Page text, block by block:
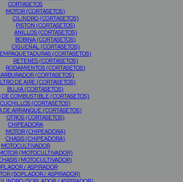
CORTASETOS
MOTOR (CORTASETOS)
CILINDRO (CORTASETOS)
PISTON (CORTASETOS)
ANILLOS (CORTASETOS)
BOBINA (CORTASETOS)
CIGUEÑAL (CORTASETOS)
EMPAQUETADURAS (CORTASETOS)
RETENES (CORTASETOS)
RODAMIENTOS (CORTASETOS)
(CORTASETOS)
DE AIRE (CORTASETOS)
BUJIA (CORTASETOS)
DE COMBUSTIBLE (CORTASETOS)
CUCHILLOS (CORTASETOS)
DE ARRANQUE (CORTASETOS)
OTROS (CORTASETOS)
CHIPEADORA
MOTOR (CHIPEADORA)
CHASIS (CHIPEADORA)
MOTOCULTIVADOR
(MOTOCULTIVADOR)
(MOTOCULTIVADOR)
/ ASPIRADOR
(SOPLADOR / ASPIRADOR)